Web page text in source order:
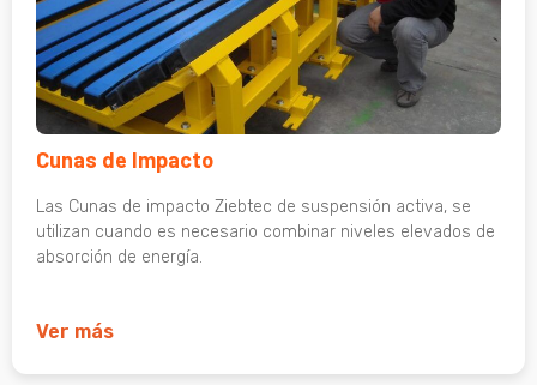
Cunas de Impacto
Las Cunas de impacto Ziebtec de suspensión activa, se
utilizan cuando es necesario combinar niveles elevados de
absorción de energía.
Ver más